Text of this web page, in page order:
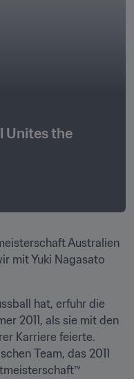
Unites the
Australien
mit Yuki Nagasato
hat, erfuhr die
Karriere feierte.
Team, das 2011